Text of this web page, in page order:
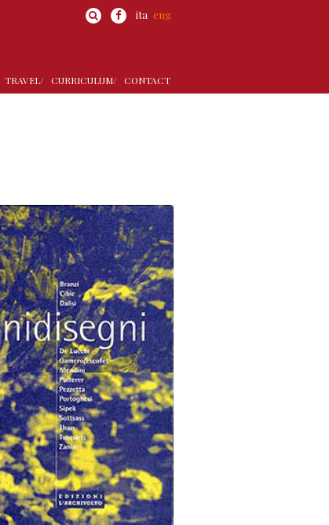
ita eng
TRAVEL/ CURRICULUM/ CONTACT